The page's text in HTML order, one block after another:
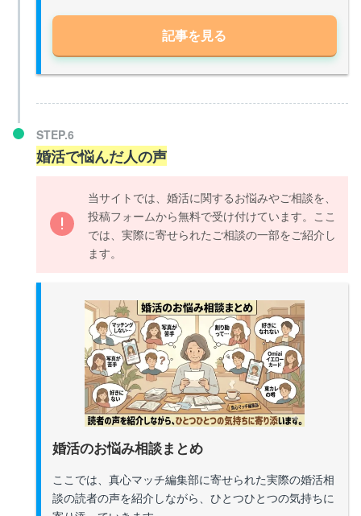
記事を見る
STEP.6
婚活で悩んだ人の声
当サイトでは、婚活に関するお悩みやご相談を、
投稿フォームから無料で受け付けています。ここ
では、実際に寄せられたご相談の一部をご紹介し
ます。
婚活のお悩み相談まとめ
ここでは、真心マッチ編集部に寄せられた実際の婚活相
談の読者の声を紹介しながら、ひとつひとつの気持ちに